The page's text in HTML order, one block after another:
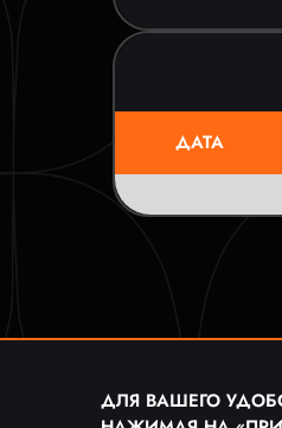
ДАТА
ДЛЯ ВАШЕГО